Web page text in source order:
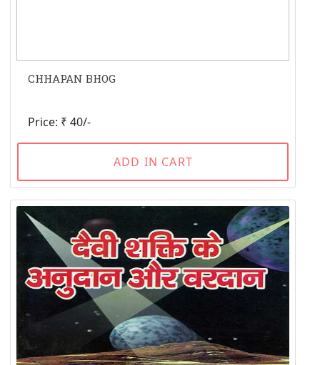
CHHAPAN BHOG
Price: ₹ 40/-
ADD IN CART